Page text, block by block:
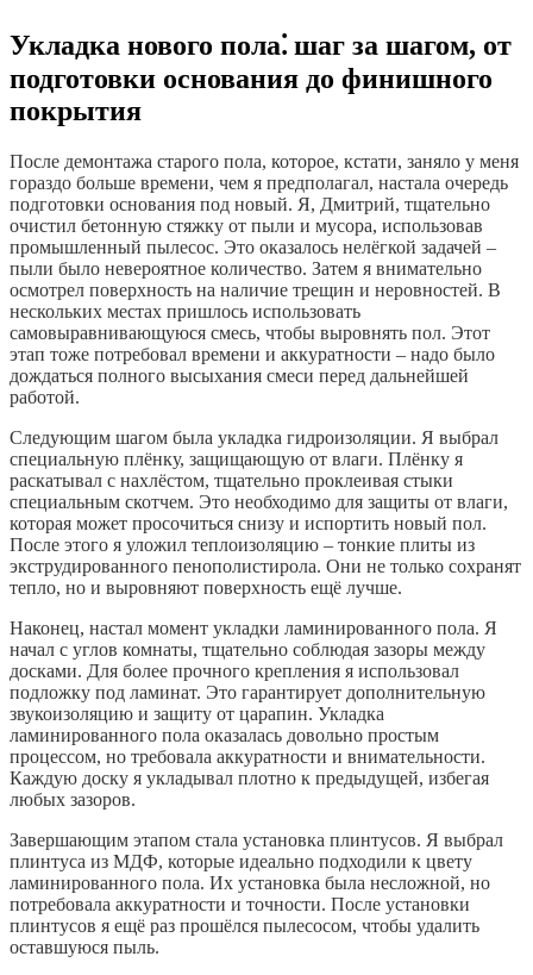
Укладка нового пола⁚ шаг за шагом, от
подготовки основания до финишного
покрытия
После демонтажа старого пола, которое, кстати, заняло у меня
гораздо больше времени, чем я предполагал, настала очередь
подготовки основания под новый. Я, Дмитрий, тщательно
очистил бетонную стяжку от пыли и мусора, использовав
промышленный пылесос. Это оказалось нелёгкой задачей –
пыли было невероятное количество. Затем я внимательно
осмотрел поверхность на наличие трещин и неровностей. В
нескольких местах пришлось использовать
самовыравнивающуюся смесь, чтобы выровнять пол. Этот
этап тоже потребовал времени и аккуратности – надо было
дождаться полного высыхания смеси перед дальнейшей
работой.
Следующим шагом была укладка гидроизоляции. Я выбрал
специальную плёнку, защищающую от влаги. Плёнку я
раскатывал с нахлёстом, тщательно проклеивая стыки
специальным скотчем. Это необходимо для защиты от влаги,
которая может просочиться снизу и испортить новый пол.
После этого я уложил теплоизоляцию – тонкие плиты из
экструдированного пенополистирола. Они не только сохранят
тепло, но и выровняют поверхность ещё лучше.
Наконец, настал момент укладки ламинированного пола. Я
начал с углов комнаты, тщательно соблюдая зазоры между
досками. Для более прочного крепления я использовал
подложку под ламинат. Это гарантирует дополнительную
звукоизоляцию и защиту от царапин. Укладка
ламинированного пола оказалась довольно простым
процессом, но требовала аккуратности и внимательности.
Каждую доску я укладывал плотно к предыдущей, избегая
любых зазоров.
Завершающим этапом стала установка плинтусов. Я выбрал
плинтуса из МДФ, которые идеально подходили к цвету
ламинированного пола. Их установка была несложной, но
потребовала аккуратности и точности. После установки
плинтусов я ещё раз прошёлся пылесосом, чтобы удалить
оставшуюся пыль.